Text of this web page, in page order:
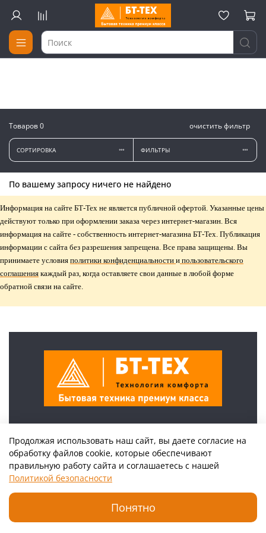
Товаров0 очистить фильтр
СОРТИРОВКА ФИЛЬТРЫ
По вашему запросу ничего не найдено
Информация на сайте БТ-Тех не является публичной офертой. Указанные цены
действуют только при оформлении заказа через интернет-магазин. Вся
информация на сайте - собственность интернет-магазина БТ-Тех. Публикация
информации с сайта без разрешения запрещена. Все права защищены. Вы
принимаете условия политики конфиденциальности и пользовательского
соглашения каждый раз, когда оставляете свои данные в любой форме
обратной связи на сайте.
г Москва, ул Поликарпова, д 27
Продолжая использовать наш сайт, вы даете согласие на
обработку файлов cookie, которые обеспечивают
правильную работу сайта и соглашаетесь с нашей
Политикой безопасности
Понятно